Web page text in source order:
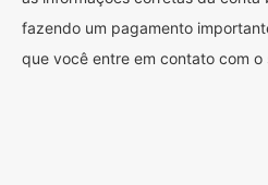
fazendo um pagamento
que você entre em contato com o